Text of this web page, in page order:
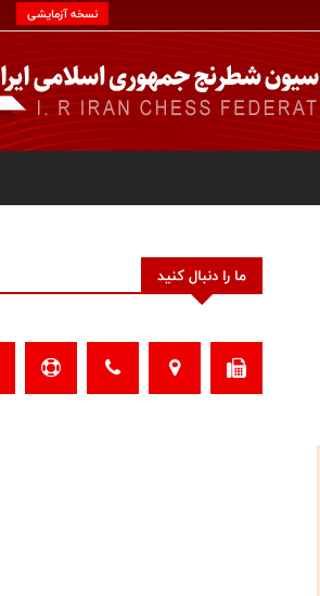
نسخه آزمایشی
ما را دنبال کنید